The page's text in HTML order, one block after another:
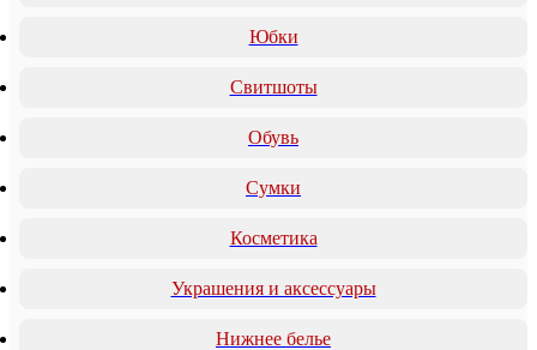
Юбки
Свитшоты
Обувь
Сумки
Косметика
Украшения и аксессуары
Нижнее белье